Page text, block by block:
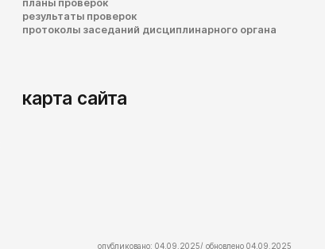
планы проверок
результаты проверок
протоколы заседаний дисциплинарного органа
карта сайта
опубликовано: 04.09.2025/ обновлено 04.09.2025